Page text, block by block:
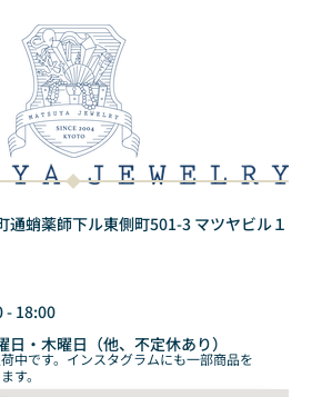
通蛸薬師下ル東側町501-3 マツヤビル１
- 18:00
日・木曜日（他、不定休あり）
中です。インスタグラムにも一部商品を
す。